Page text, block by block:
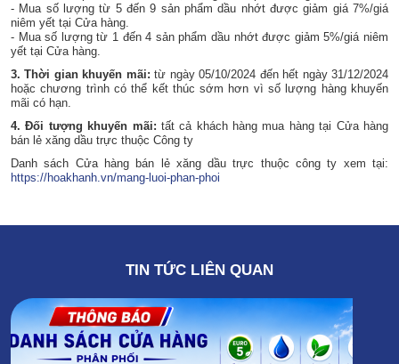
- Mua số lượng từ 5 đến 9 sản phẩm dầu nhớt được giảm giá 7%/giá
niêm yết tại Cửa hàng.
- Mua số lượng từ 1 đến 4 sản phẩm dầu nhớt được giảm 5%/giá niêm
yết tại Cửa hàng.
3. Thời gian khuyến mãi:từ ngày 05/10/2024 đến hết ngày 31/12/2024
hoặc chương trình có thể kết thúc sớm hơn vì số lượng hàng khuyến
mãi có hạn.
4. Đối tượng khuyến mãi: tất cả khách hàng mua hàng tại Cửa hàng
bán lẻ xăng dầu trực thuộc Công ty
Danh sách Cửa hàng bán lẻ xăng dầu trực thuộc công ty xem tại:
https://hoakhanh.vn/mang-luoi-phan-phoi
TIN TỨC LIÊN QUAN